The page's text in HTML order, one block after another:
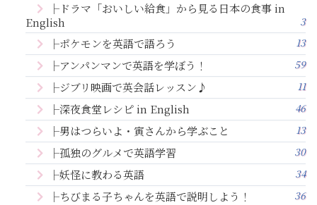
├ドラマ「おいしい給食」から見る日本の食事 in
English
3
├ポケモンを英語で語ろう 13
├アンパンマンで英語を学ぼう！ 59
├ジブリ映画で英会話レッスン♪ 11
├深夜食堂レシピ in English 46
├男はつらいよ・寅さんから学ぶこと 13
├孤独のグルメで英語学習 30
├妖怪に教わる英語 34
├ちびまる子ちゃんを英語で説明しよう！ 36